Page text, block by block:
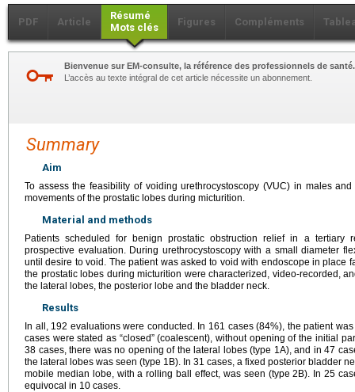
PDF Article
Résumé
Mots clés
Figures Compléments
Bienvenue sur EM-consulte, la référence des professionnels de santé.
L’accès au texte intégral de cet article nécessite un abonnement.
Summary
Aim
To assess the feasibility of voiding urethrocystoscopy (VUC) in males
movements of the prostatic lobes during micturition.
Material and methods
Patients scheduled for benign prostatic obstruction relief in a tertiary
prospective evaluation. During urethrocystoscopy with a small diameter
until desire to void. The patient was asked to void with endoscope in place
the prostatic lobes during micturition were characterized, video-recorded,
the lateral lobes, the posterior lobe and the bladder neck.
Results
In all, 192 evaluations were conducted. In 161 cases (84%), the patient
cases were stated as “closed” (coalescent), without opening of the initial
38 cases, there was no opening of the lateral lobes (type 1A), and in 47
the lateral lobes was seen (type 1B). In 31 cases, a fixed posterior bladder
mobile median lobe, with a rolling ball effect, was seen (type 2B). In 25
equivocal in 10 cases.